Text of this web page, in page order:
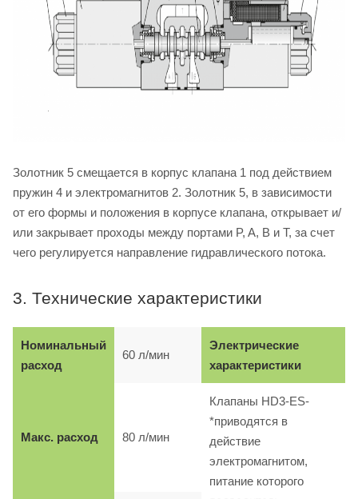
Золотник 5 смещается в корпус клапана 1 под действием
пружин 4 и электромагнитов 2. Золотник 5, в зависимости
от его формы и положения в корпусе клапана, открывает и/
или закрывает проходы между портами P, A, B и T, за счет
чего регулируется направление гидравлического потока.
3. Технические характеристики
Номинальный
расход
60 л/мин
Электрические
характеристики
Макс. расход 80 л/мин
Клапаны HD3-ES-
*приводятся в
действие
электромагнитом,
питание которого